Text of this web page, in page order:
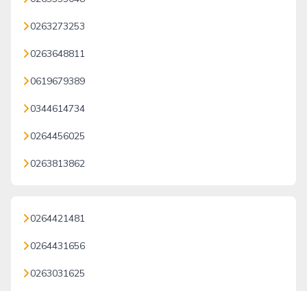
0263273253
0263648811
0619679389
0344614734
0264456025
0263813862
0264421481
0264431656
0263031625